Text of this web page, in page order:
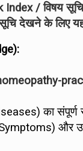
/ विषय
सूचि देखने के लिए
का संपूर्ण
और